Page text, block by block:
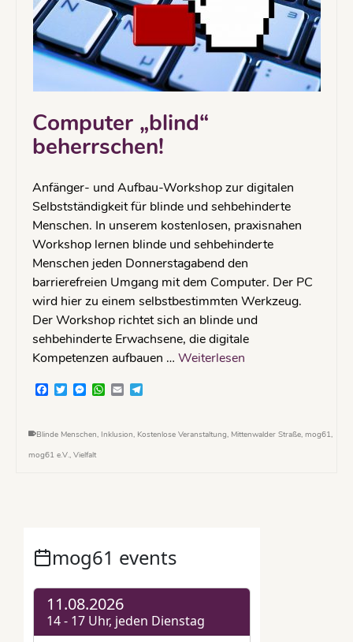
Computer „blind“
beherrschen!
Anfänger- und Aufbau-Workshop zur digitalen
Selbstständigkeit für blinde und sehbehinderte
Menschen. In unserem kostenlosen, praxisnahen
Workshop lernen blinde und sehbehinderte
Menschen jeden Donnerstagabend den
barrierefreien Umgang mit dem Computer. Der PC
wird hier zu einem selbstbestimmten Werkzeug.
Der Workshop richtet sich an blinde und
sehbehinderte Erwachsene, die digitale
Kompetenzen aufbauen … Weiterlesen
Facebook
TwitterMessenger
WhatsApp
Email
Blinde Menschen, Inklusion, Kostenlose Veranstaltung, Mittenwalder Straße, mog61,
mog61 e.V., Vielfalt